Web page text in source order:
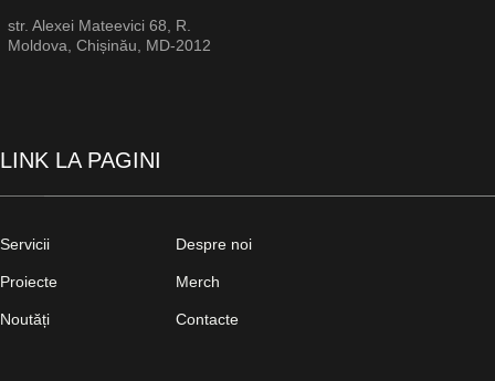
str. Alexei Mateevici 68, R.
Moldova, Chișinău, MD-2012
LINK LA PAGINI
Servicii
Proiecte
Noutăți
Despre noi
Merch
Contacte